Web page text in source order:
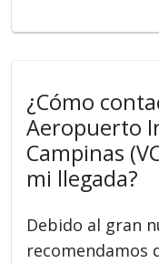
¿Cómo
Aeropuerto
Campinas
mi llegada?
Debido al gran
recomendamos